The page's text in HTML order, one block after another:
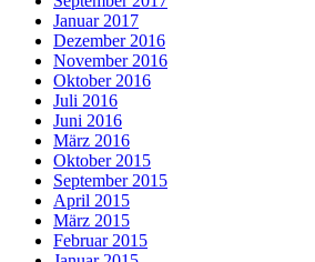
Januar 2017
Dezember 2016
November 2016
Oktober 2016
Juli 2016
Juni 2016
März 2016
Oktober 2015
September 2015
April 2015
März 2015
Februar 2015